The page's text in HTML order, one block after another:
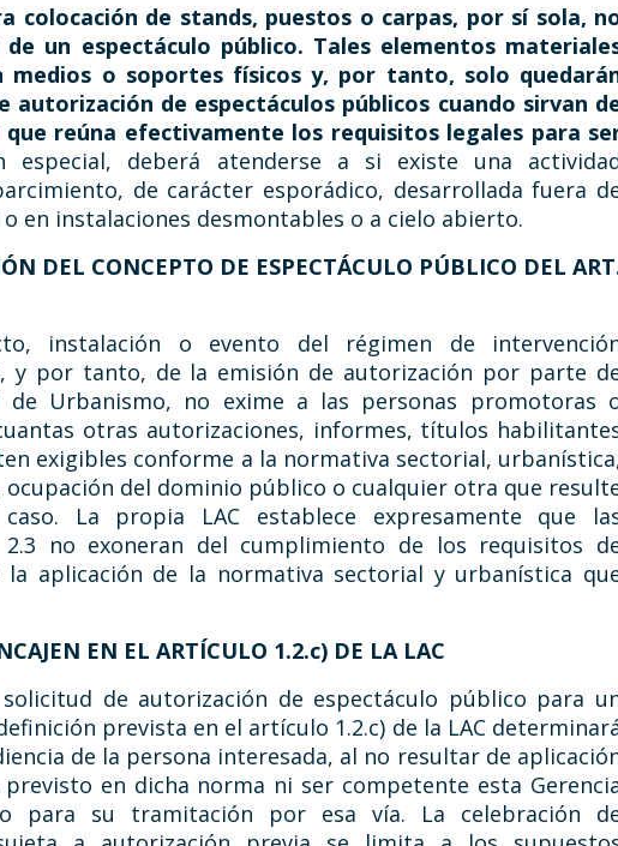
colocación de stands, puestos o carpas, por sí sola,
un espectáculo público. Tales elementos
medios o soportes físicos y, por tanto, solo
autorización de espectáculos públicos cuando sirvan
reúna efectivamente los requisitos legales para
especial, deberá atenderse a si existe una
de carácter esporádico, desarrollada fuera
en instalaciones desmontables o a cielo abierto.
DEL CONCEPTO DE ESPECTÁCULO PÚBLICO DEL
instalación o evento del régimen de
y por tanto, de la emisión de autorización por parte
de Urbanismo, no exime a las personas promotoras
otras autorizaciones, informes, títulos
exigibles conforme a la normativa sectorial,
del dominio público o cualquier otra que
La propia LAC establece expresamente que
no exoneran del cumplimiento de los requisitos
aplicación de la normativa sectorial y urbanística
EN EL ARTÍCULO 1.2.c) DE LA LAC
de autorización de espectáculo público para
prevista en el artículo 1.2.c) de la LAC
de la persona interesada, al no resultar de
en dicha norma ni ser competente esta
para su tramitación por esa vía. La celebración